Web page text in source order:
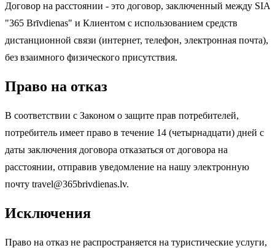
Договор на расстоянии - это договор, заключенный между SIA
"365 Brīvdienas" и Клиентом с использованием средств
дистанционной связи (интернет, телефон, электронная почта),
без взаимного физического присутствия.
Право на отказ
В соответствии с Законом о защите прав потребителей,
потребитель имеет право в течение 14 (четырнадцати) дней с
даты заключения договора отказаться от договора на
расстоянии, отправив уведомление на нашу электронную
почту travel@365brivdienas.lv.
Исключения
Право на отказ не распространяется на туристические услуги,